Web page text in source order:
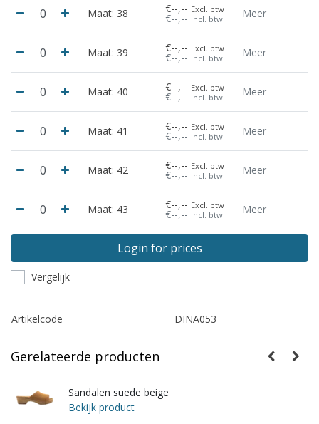
Maat: 38 €--,-- Excl. btw
€--,-- Incl. btw Meer
Maat: 39 €--,-- Excl. btw
€--,-- Incl. btw Meer
Maat: 40 €--,-- Excl. btw
€--,-- Incl. btw Meer
Maat: 41 €--,-- Excl. btw
€--,-- Incl. btw Meer
Maat: 42 €--,-- Excl. btw
€--,-- Incl. btw Meer
Maat: 43 €--,-- Excl. btw
€--,-- Incl. btw Meer
Login for prices
Vergelijk
Artikelcode DINA053
Gerelateerde producten
Sandalen suede beige
Bekijk product